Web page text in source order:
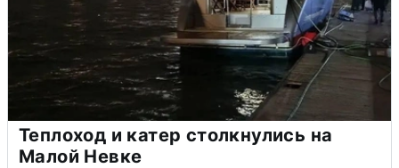
Теплоход и катер столкнулись на
Малой Невке